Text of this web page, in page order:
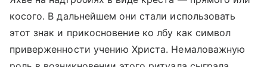
косого. В дальнейшем они стали использовать
этот знак и прикосновение ко лбу как символ
приверженности учению Христа. Немаловажную